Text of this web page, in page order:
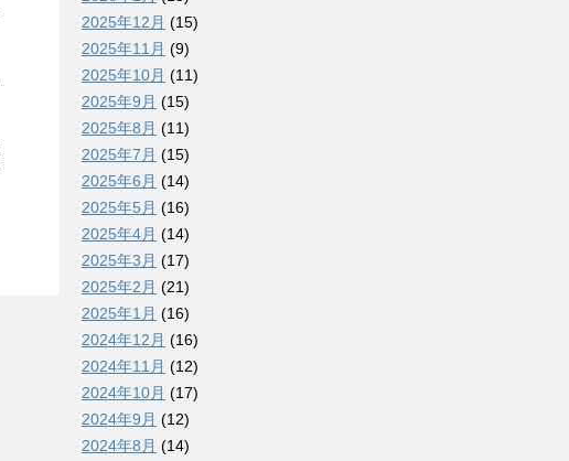
2025年12月 (15)
2025年11月 (9)
2025年10月 (11)
2025年9月 (15)
2025年8月 (11)
2025年7月 (15)
2025年6月 (14)
2025年5月 (16)
2025年4月 (14)
2025年3月 (17)
2025年2月 (21)
2025年1月 (16)
2024年12月 (16)
2024年11月 (12)
2024年10月 (17)
2024年9月 (12)
2024年8月 (14)